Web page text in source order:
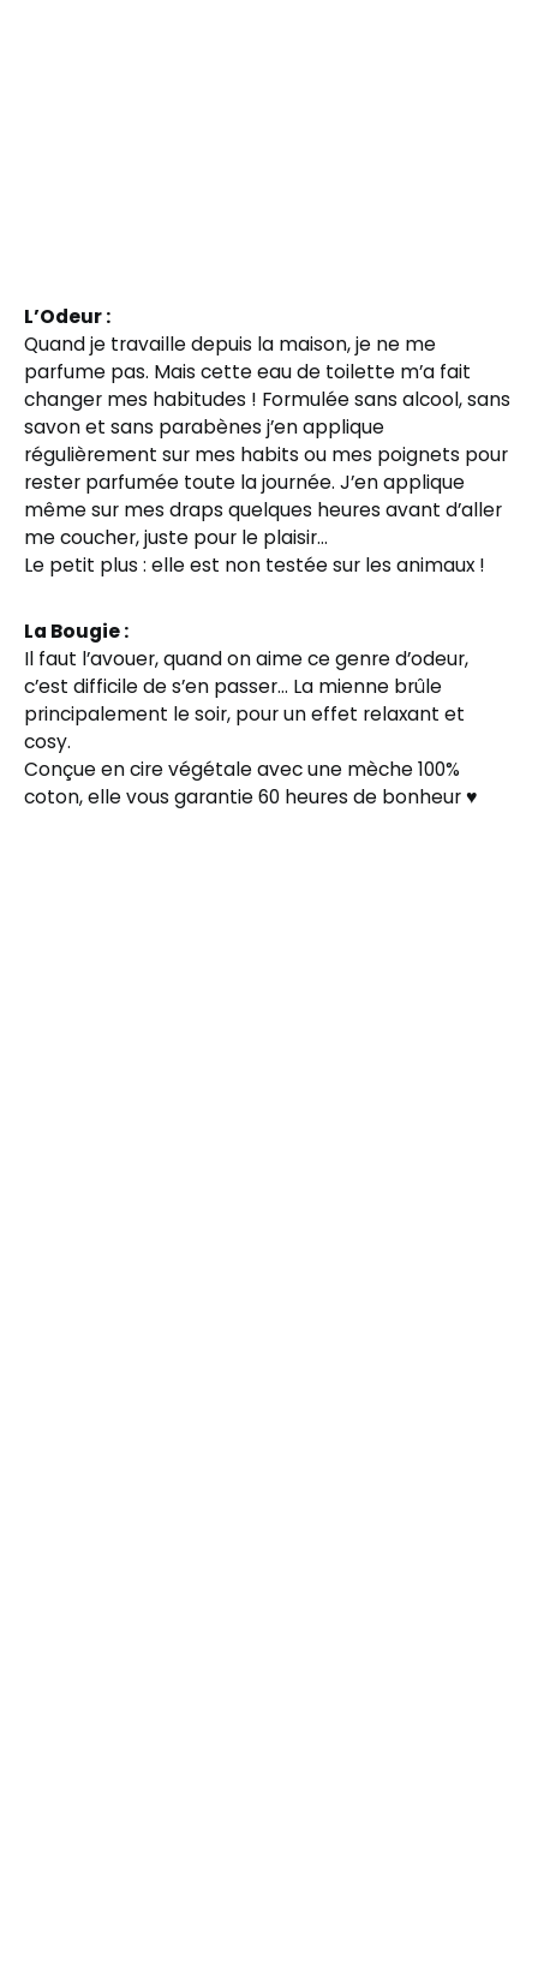
L’Odeur :
Quand je travaille depuis la maison, je ne me
parfume pas. Mais cette eau de toilette m’a fait
changer mes habitudes ! Formulée sans alcool, sans
savon et sans parabènes j’en applique
régulièrement sur mes habits ou mes poignets pour
rester parfumée toute la journée. J’en applique
même sur mes draps quelques heures avant d’aller
me coucher, juste pour le plaisir…
Le petit plus : elle est non testée sur les animaux !
La Bougie :
Il faut l’avouer, quand on aime ce genre d’odeur,
c’est difficile de s’en passer… La mienne brûle
principalement le soir, pour un effet relaxant et
cosy.
Conçue en cire végétale avec une mèche 100%
coton, elle vous garantie 60 heures de bonheur ♥